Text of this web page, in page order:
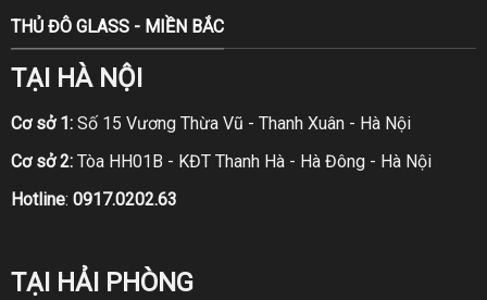
THỦ ĐÔ GLASS - MIỀN BẮC
TẠI HÀ NỘI
Cơ sở 1:Số 15 Vương Thừa Vũ - Thanh Xuân - Hà Nội
Cơ sở 2:Tòa HH01B - KĐT Thanh Hà - Hà Đông - Hà Nội
Hotline: 0917.0202.63
TẠI HẢI PHÒNG